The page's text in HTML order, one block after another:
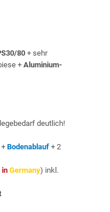
80 + sehr
+Aluminium-
deutlich!
+Bodenablauf + 2
in Germany) inkl.